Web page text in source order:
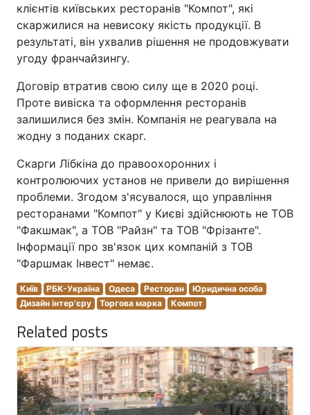
клієнтів київських ресторанів "Компот", які
скаржилися на невисоку якість продукції. В
результаті, він ухвалив рішення не продовжувати
угоду франчайзингу.
Договір втратив свою силу ще в 2020 році.
Проте вивіска та оформлення ресторанів
залишилися без змін. Компанія не реагувала на
жодну з поданих скарг.
Скарги Лібкіна до правоохоронних і
контролюючих установ не привели до вирішення
проблеми. Згодом з'ясувалося, що управління
ресторанами "Компот" у Києві здійснюють не ТОВ
"Факшмак", а ТОВ "Райзн" та ТОВ "Фрізанте".
Інформації про зв'язок цих компаній з ТОВ
"Фаршмак Інвест" немає.
Київ РБК-Україна Одеса Ресторан
Юридична особа
Дизайн інтер'єру
Торгова марка Компот
Related posts